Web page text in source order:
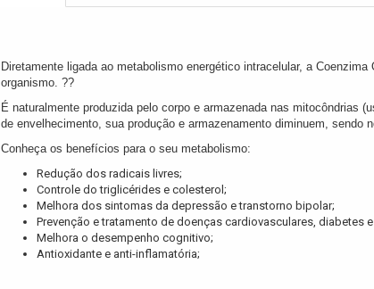
Diretamente ligada ao metabolismo energético intracelular, a
organismo. ??
É naturalmente produzida pelo corpo e armazenada nas mitocôndrias
de envelhecimento, sua produção e armazenamento diminuem, sendo
Conheça os benefícios para o seu metabolismo:
Redução dos radicais livres;
Controle do triglicérides e colesterol;
Melhora dos sintomas da depressão e transtorno bipolar;
Prevenção e tratamento de doenças cardiovasculares, diabetes
Melhora o desempenho cognitivo;
Antioxidante e anti-inflamatória;